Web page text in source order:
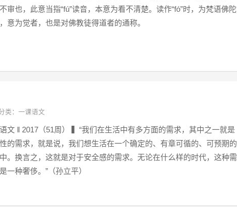
审也，此意当指“fú”读音，本意为看不清楚。读作“fó”时，为梵语佛陀
意为觉者，也是对佛教徒得道者的通称。
类： 一课语文
文 ‖ 2017（51周） ▍“我们在生活中有多方面的需求，其中之一就是
的需求，就是说，我们想生活在一个确定的、有章可循的、可预期的
。换言之，这就是对于安全感的需求。无论在什么样的时代，这种需
一种奢侈。”（孙立平）